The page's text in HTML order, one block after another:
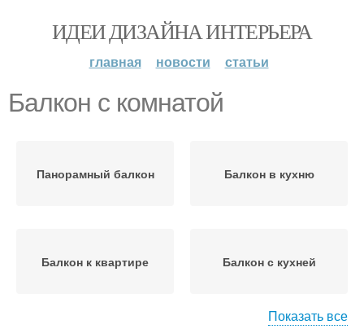
ИДЕИ ДИЗАЙНА ИНТЕРЬЕРА
главная новости статьи
Балкон с комнатой
Панорамный балкон Балкон в кухню
Балкон к квартире Балкон с кухней
Показать все